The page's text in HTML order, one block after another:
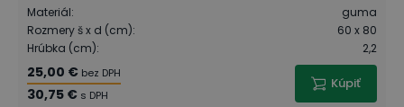
Materiál:
guma
Rozmery š x d (cm):
60 x 80
Hrúbka (cm): 2,2
25,00 € bez DPH
30,75 € s DPH
Kúpiť